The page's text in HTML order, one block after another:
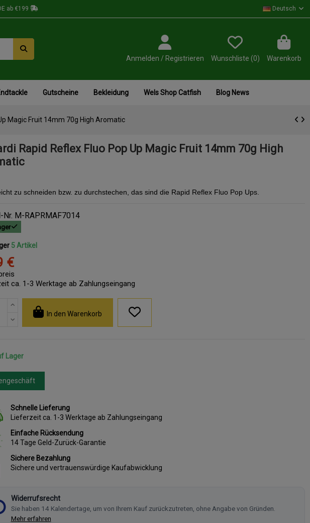
ab €199 Deutsch
Anmelden / Registrieren Wunschliste (0) Warenkorb
Gutscheine Bekleidung Wels Shop Catfish Blog News
Magic Fruit 14mm 70g High Aromatic
Rapid Reflex Fluo Pop Up Magic Fruit 14mm 70g High
zu schneiden bzw. zu durchstechen, das sind die Rapid Reflex Fluo Pop Ups.
Nr. M-RAPRMAF7014
5 Artikel
€
ca. 1-3 Werktage ab Zahlungseingang
In den Warenkorb
Lager
Schnelle Lieferung
Lieferzeit ca. 1-3 Werktage ab Zahlungseingang
Einfache Rücksendung
14 Tage Geld-Zurück-Garantie
Sichere Bezahlung
Sichere und vertrauenswürdige Kaufabwicklung
Widerrufsrecht
Sie haben 14 Kalendertage, um von Ihrem Kauf zurückzutreten, ohne Angabe von Gründen.
Mehr erfahren